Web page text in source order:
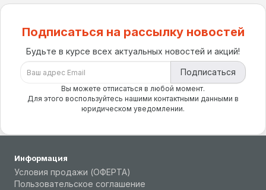
Подписаться на рассылку новостей
Будьте в курсе всех актуальных новостей и акций!
Подписаться
Вы можете отписаться в любой момент.
Для этого воспользуйтесь нашими контактными данными в
юридическом уведомлении.
Информация
Условия продажи (ОФЕРТА)
Пользовательское соглашение